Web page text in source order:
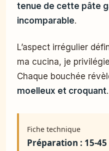
tenue de cette pâte
incomparable.
L’aspect irrégulier
ma cucina, je
Chaque bouchée
moelleux et croquant.
Fiche technique
Préparation : 15-